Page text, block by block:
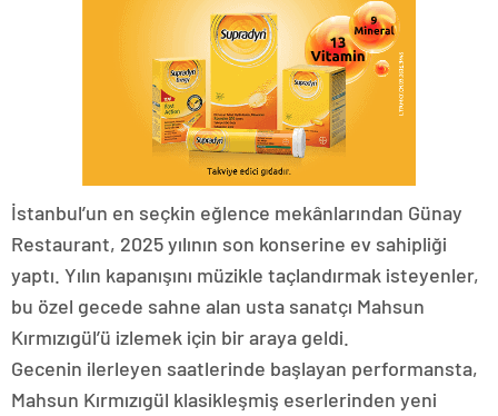
İstanbul’un en seçkin eğlence mekânlarından Günay
Restaurant, 2025 yılının son konserine ev sahipliği
yaptı. Yılın kapanışını müzikle taçlandırmak isteyenler,
bu özel gecede sahne alan usta sanatçı Mahsun
Kırmızıgül’ü izlemek için bir araya geldi.
Gecenin ilerleyen saatlerinde başlayan performansta,
Mahsun Kırmızıgül klasikleşmiş eserlerinden yeni